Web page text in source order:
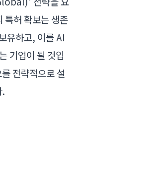
특허 확보는 생존
유하고, 이를 AI
기업이 될 것입
전략적으로 설
.